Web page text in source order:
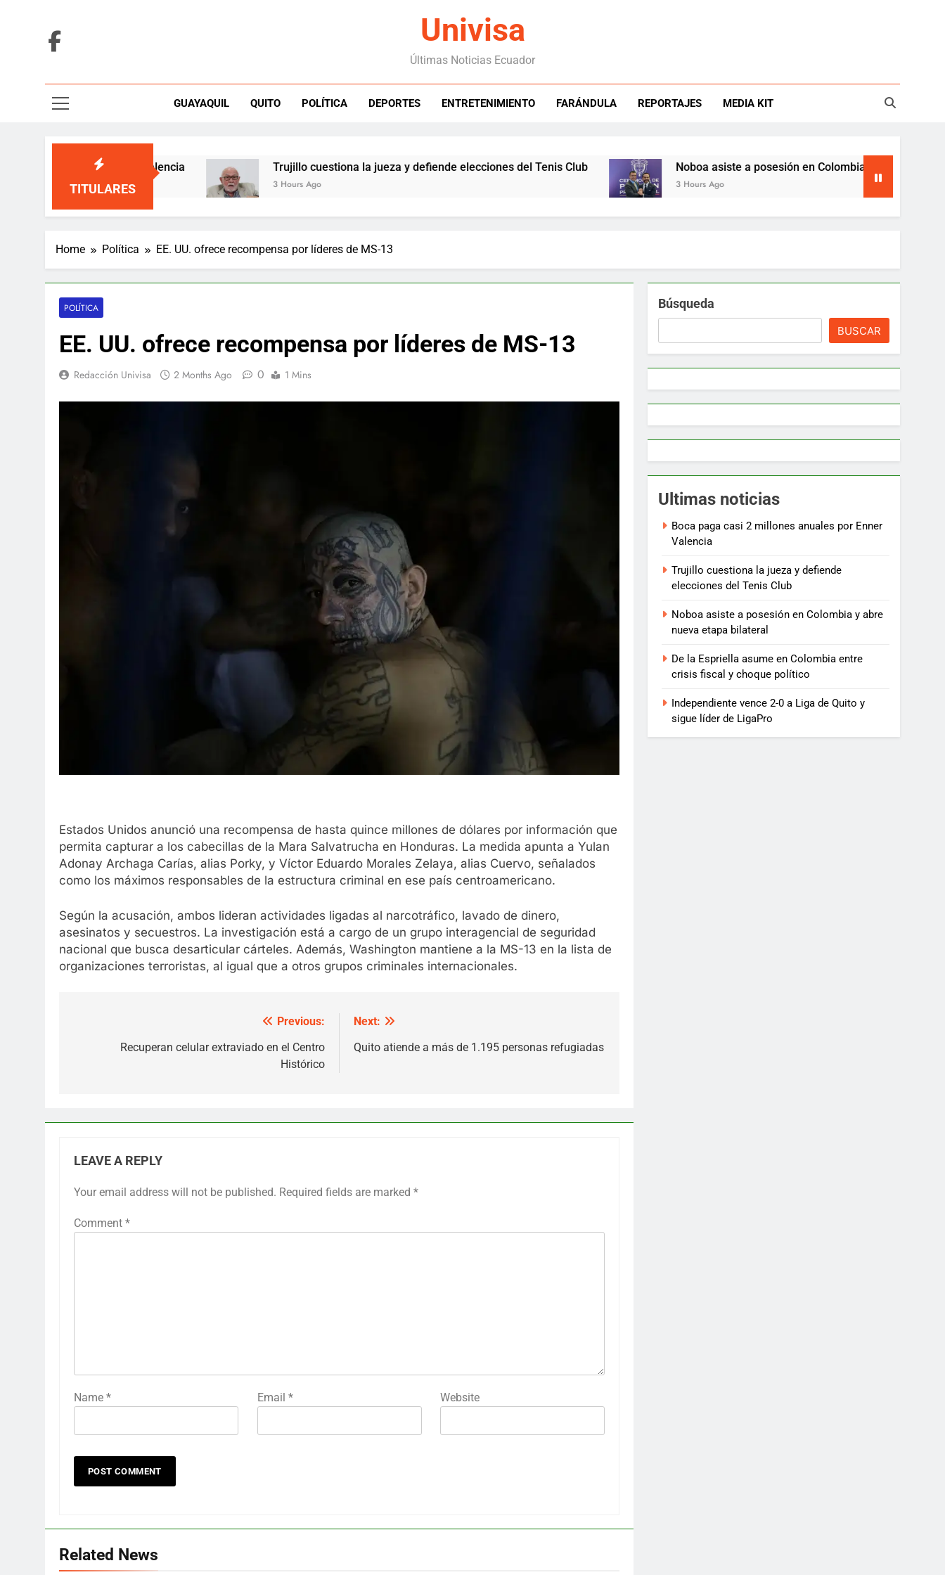
Univisa
Últimas Noticias Ecuador
GUAYAQUIL QUITO POLÍTICA DEPORTES ENTRETENIMIENTO FARÁNDULA REPORTAJES MEDIA KIT
TITULARES
por Enner Valencia Trujillo cuestiona la jueza y defiende elecciones del Tenis Club
3 Hours Ago
Noboa asiste a posesión en Colombia y abre nueva etapa
3 Hours Ago
Home Política EE. UU. ofrece recompensa por líderes de MS-13
POLÍTICA
EE. UU. ofrece recompensa por líderes de MS-13
Redacción Univisa 2 Months Ago 0 1 Mins
Estados Unidos anunció una recompensa de hasta quince millones de dólares por información que
permita capturar a los cabecillas de la Mara Salvatrucha en Honduras. La medida apunta a Yulan
Adonay Archaga Carías, alias Porky, y Víctor Eduardo Morales Zelaya, alias Cuervo, señalados
como los máximos responsables de la estructura criminal en ese país centroamericano.
Según la acusación, ambos lideran actividades ligadas al narcotráfico, lavado de dinero,
asesinatos y secuestros. La investigación está a cargo de un grupo interagencial de seguridad
nacional que busca desarticular cárteles. Además, Washington mantiene a la MS-13 en la lista de
organizaciones terroristas, al igual que a otros grupos criminales internacionales.
navigation
Previous:
Recuperan celular extraviado en el Centro
Histórico
Next:
Quito atiende a más de 1.195 personas refugiadas
LEAVE A REPLY
Your email address will not be published. Required fields are marked *
Comment *
Name * Email * Website
Related News
Búsqueda
BUSCAR
Ultimas noticias
Boca paga casi 2 millones anuales por Enner
Valencia
Trujillo cuestiona la jueza y defiende
elecciones del Tenis Club
Noboa asiste a posesión en Colombia y abre
nueva etapa bilateral
De la Espriella asume en Colombia entre
crisis fiscal y choque político
Independiente vence 2-0 a Liga de Quito y
sigue líder de LigaPro